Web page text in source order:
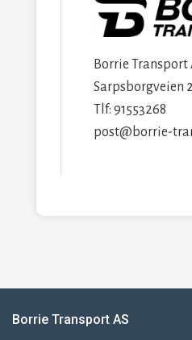
Borrie Transport
Sarpsborgveien
Tlf: 91553268
post@borrie-
Borrie Transport AS